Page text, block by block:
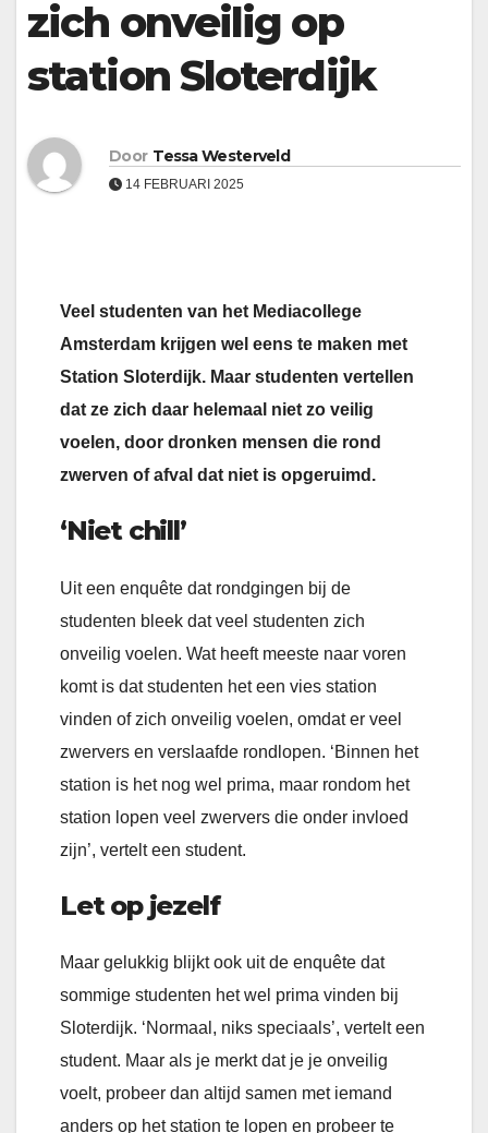
zich onveilig op
station Sloterdijk
Door Tessa Westerveld
14 FEBRUARI 2025
Veel studenten van het Mediacollege
Amsterdam krijgen wel eens te maken met
Station Sloterdijk. Maar studenten vertellen
dat ze zich daar helemaal niet zo veilig
voelen, door dronken mensen die rond
zwerven of afval dat niet is opgeruimd.
‘Niet chill’
Uit een enquête dat rondgingen bij de
studenten bleek dat veel studenten zich
onveilig voelen. Wat heeft meeste naar voren
komt is dat studenten het een vies station
vinden of zich onveilig voelen, omdat er veel
zwervers en verslaafde rondlopen. ‘Binnen het
station is het nog wel prima, maar rondom het
station lopen veel zwervers die onder invloed
zijn’, vertelt een student.
Let op jezelf
Maar gelukkig blijkt ook uit de enquête dat
sommige studenten het wel prima vinden bij
Sloterdijk. ‘Normaal, niks speciaals’, vertelt een
student. Maar als je merkt dat je je onveilig
voelt, probeer dan altijd samen met iemand
anders op het station te lopen en probeer te